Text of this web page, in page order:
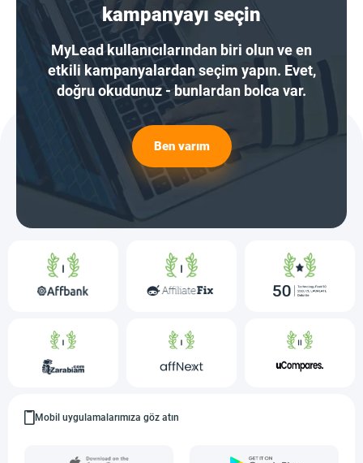
kampanyayı seçin
MyLead kullanıcılarından biri olun ve en
etkili kampanyalardan seçim yapın. Evet,
doğru okudunuz - bunlardan bolca var.
Ben varım
Mobil uygulamalarımıza göz atın